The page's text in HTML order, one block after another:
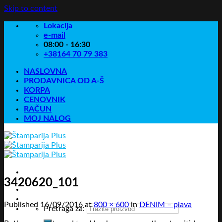
Skip to content
Lokacija
e-mail
08:00 - 16:30
+38164 70 79 383
NASLOVNA
PRODAVNICA OD A-Š
KORPA
CENOVNIK
RAČUN
MOJ NALOG
Pretraga za:
3420620_101
Published 16/09/2016 at800 × 600inDENIM – plava